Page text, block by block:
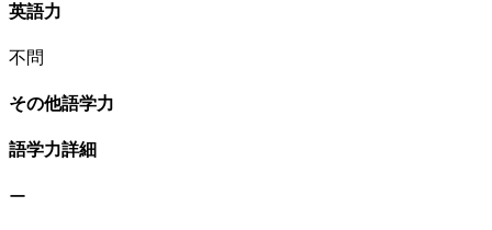
英語力
不問
その他語学力
語学力詳細
ー